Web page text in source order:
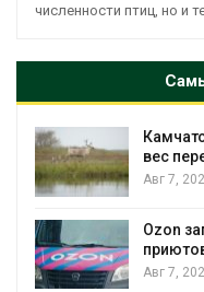
численности птиц, но и
вес
Авг 7,
Ozon
Авг 7,